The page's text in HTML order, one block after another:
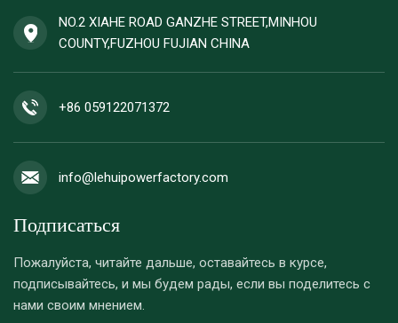
NO.2 XIAHE ROAD GANZHE STREET,MINHOU
COUNTY,FUZHOU FUJIAN CHINA
+86 059122071372
info@lehuipowerfactory.com
Подписаться
Пожалуйста, читайте дальше, оставайтесь в курсе,
подписывайтесь, и мы будем рады, если вы поделитесь с
нами своим мнением.